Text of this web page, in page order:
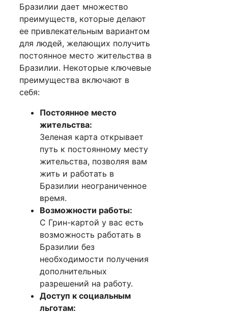
Бразилии дает множество
преимуществ, которые делают
ее привлекательным вариантом
для людей, желающих получить
постоянное место жительства в
Бразилии. Некоторые ключевые
преимущества включают в
себя:
Постоянное место
жительства:
Зеленая карта открывает
путь к постоянному месту
жительства, позволяя вам
жить и работать в
Бразилии неограниченное
время.
Возможности работы:
С Грин-картой у вас есть
возможность работать в
Бразилии без
необходимости получения
дополнительных
разрешений на работу.
Доступ к социальным
льготам: